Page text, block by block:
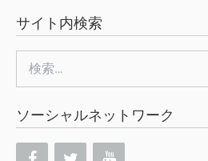
サイト内検索
索:
ソーシャルネットワーク